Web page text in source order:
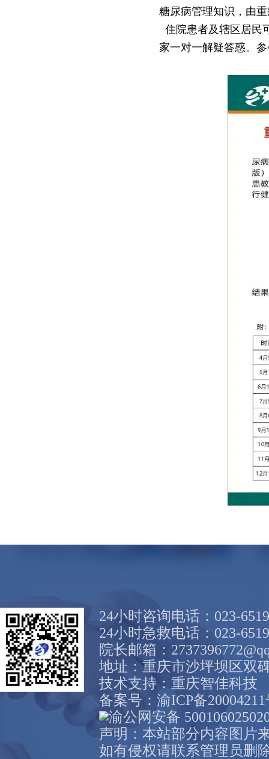
糖尿病管理知识，由
住院患者及辖区居民
家一对一解疑答惑。
24小时咨询电话：023-
24小时急救电话：023-
院长邮箱：
地址：重庆市沙坪坝区双
技术支持： 重庆智佳科技
备案号： 渝ICP备
渝公网安备
声明：本站部分内容图片
如有侵权请联系管理员删